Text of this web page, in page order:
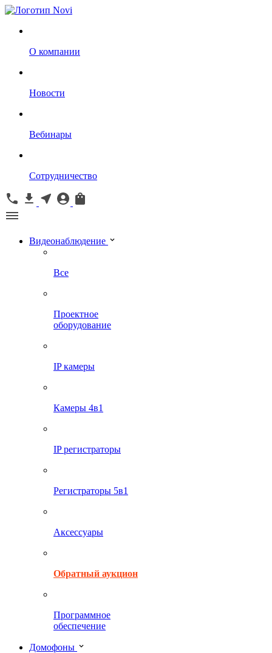
О компании
Новости
Вебинары
Сотрудничество
Видеонаблюдение
Все
Проектное
оборудование
IP камеры
Камеры 4в1
IP регистраторы
Регистраторы 5в1
Аксессуары
Обратный аукцион
Программное
обеспечение
Домофоны